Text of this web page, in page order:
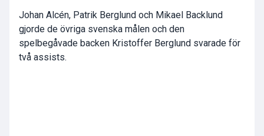
Johan Alcén, Patrik Berglund och Mikael Backlund
gjorde de övriga svenska målen och den
spelbegåvade backen Kristoffer Berglund svarade för
två assists.